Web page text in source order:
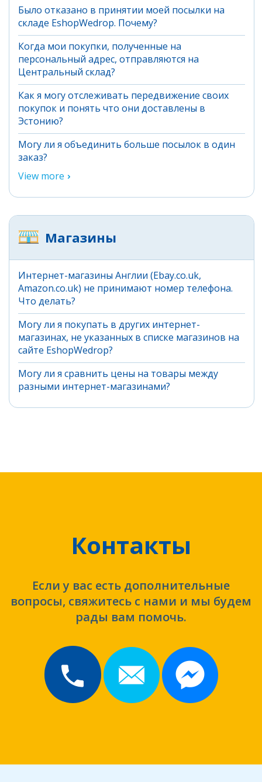
Было отказано в принятии моей посылки на
складе EshopWedrop. Почему?
Когда мои покупки, полученные на
персональный адрес, отправляются на
Центральный склад?
Как я могу отслеживать передвижение своих
покупок и понять что они доставлены в
Эстонию?
Могу ли я объединить больше посылок в один
заказ?
View more
Магазины
Интернет-магазины Англии (Ebay.co.uk,
Amazon.co.uk) не принимают номер телефона.
Что делать?
Могу ли я покупать в других интернет-
магазинах, не указанных в списке магазинов на
сайте EshopWedrop?
Могу ли я сравнить цены на товары между
разными интернет-магазинами?
Контакты
Если у вас есть дополнительные
вопросы, свяжитесь с нами и мы будем
рады вам помочь.